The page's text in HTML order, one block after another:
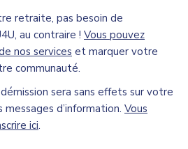
retraite, pas besoin de
au contraire ! Vous pouvez
nos services et marquer votre
communauté.
sera sans effets sur votre
d’information. Vous
ici.